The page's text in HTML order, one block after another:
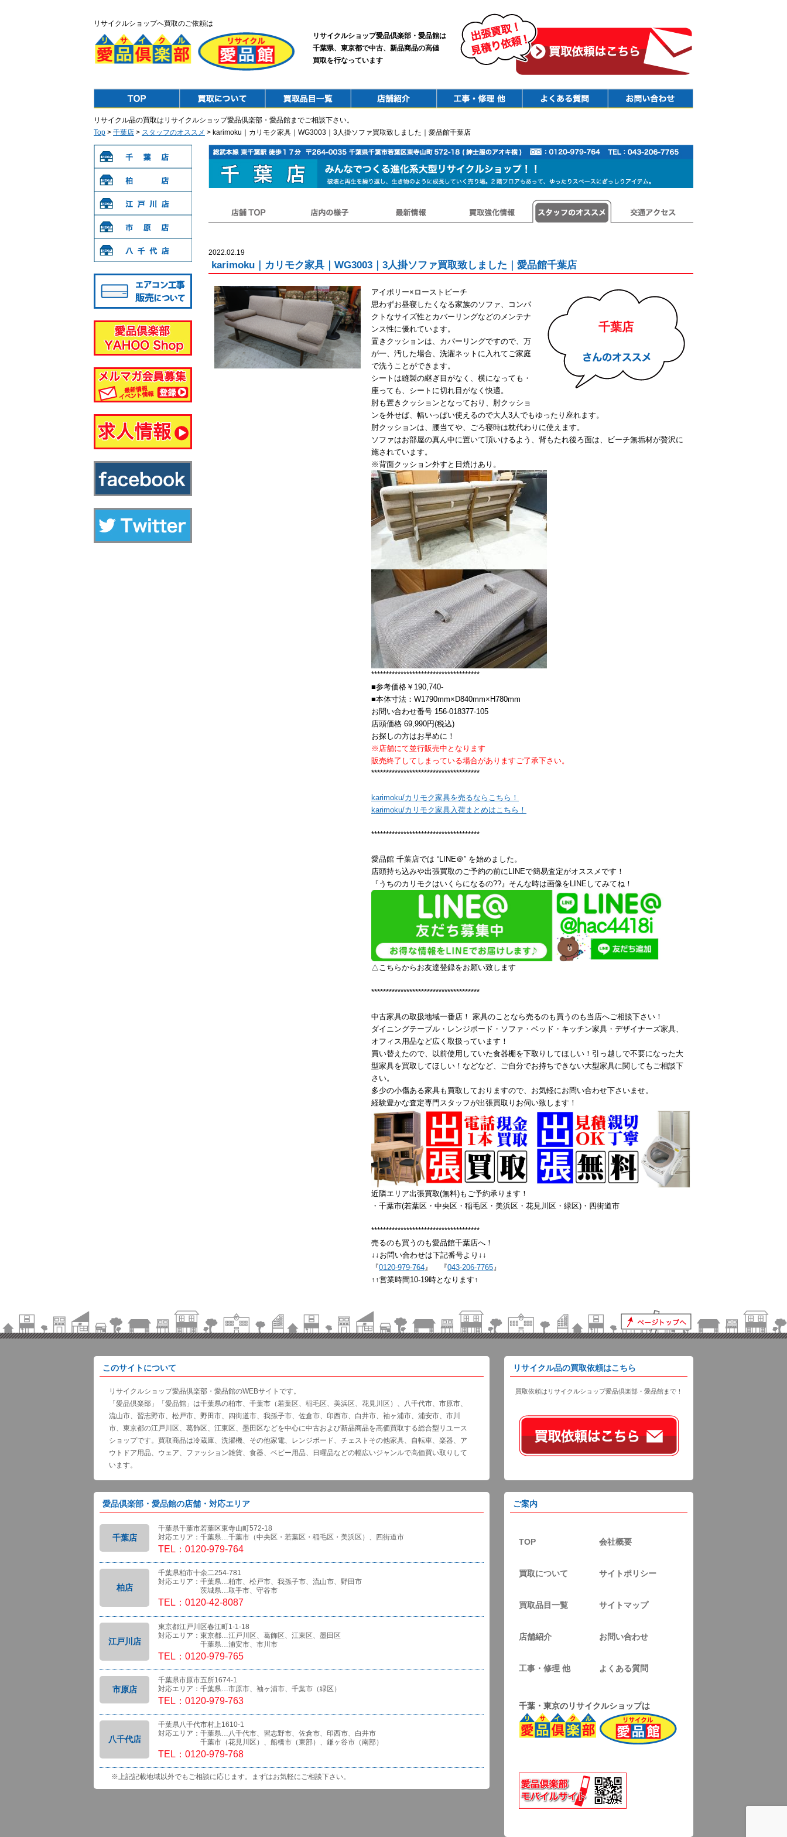
リサイクルショップへ買取のご依頼は
リサイクルショップ愛品倶楽部・愛品館は
千葉県、東京都で中古、新品商品の高値
買取を行なっています
リサイクル品の買取はリサイクルショップ愛品倶楽部・愛品館までご相談下さい。
Top > 千葉店 > スタッフのオススメ > karimoku｜カリモク家具｜WG3003｜3人掛ソファ買取致しました｜愛品館千葉店
2022.02.19
karimoku｜カリモク家具｜WG3003｜3人掛ソファ買取致しました｜愛品館千葉店
千葉店
アイボリー×ローストビーチ
思わずお昼寝したくなる家族のソファ、コンパ
クトなサイズ性とカバーリングなどのメンテナ
ンス性に優れています。
置きクッションは、カバーリングですので、万
が一、汚した場合、洗濯ネットに入れてご家庭
で洗うことができます。
シートは縫製の継ぎ目がなく、横になっても・
座っても、シートに切れ目がなく快適。
肘も置きクッションとなっており、肘クッショ
ンを外せば、幅いっぱい使えるので大人3人でもゆったり座れます。
肘クッションは、腰当てや、ごろ寝時は枕代わりに使えます。
ソファはお部屋の真ん中に置いて頂いけるよう、背もたれ後ろ面は、ビーチ無垢材が贅沢に
施されています。
※背面クッション外すと日焼けあり。
*************************************
■参考価格￥190,740-
■本体寸法：W1790mm×D840mm×H780mm
お問い合わせ番号 156-018377-105
店頭価格 69,990円(税込)
お探しの方はお早めに！
※店舗にて並行販売中となります
販売終了してしまっている場合がありますご了承下さい。
*************************************
karimoku/カリモク家具を売るならこちら！
karimoku/カリモク家具入荷まとめはこちら！
*************************************
愛品館 千葉店では “LINE＠” を始めました。
店頭持ち込みや出張買取のご予約の前にLINEで簡易査定がオススメです！
『うちのカリモクはいくらになるの??』そんな時は画像をLINEしてみてね！
△こちらからお友達登録をお願い致します
*************************************
中古家具の取扱地域一番店！ 家具のことなら売るのも買うのも当店へご相談下さい！
ダイニングテーブル・レンジボード・ソファ・ベッド・キッチン家具・デザイナーズ家具、
オフィス用品など広く取扱っています！
買い替えたので、以前使用していた食器棚を下取りしてほしい！引っ越しで不要になった大
型家具を買取してほしい！などなど、ご自分でお持ちできない大型家具に関してもご相談下
さい。
多少の小傷ある家具も買取しておりますので、お気軽にお問い合わせ下さいませ。
経験豊かな査定専門スタッフが出張買取りお伺い致します！
近隣エリア出張買取(無料)もご予約承ります！
・千葉市(若葉区・中央区・稲毛区・美浜区・花見川区・緑区)・四街道市
*************************************
売るのも買うのも愛品館千葉店へ！
↓↓お問い合わせは下記番号より↓↓
『0120-979-764』 『043-206-7765』
↑↑営業時間10-19時となります↑
このサイトについて
リサイクルショップ愛品倶楽部・愛品館のWEBサイトです。
「愛品倶楽部」「愛品館」は千葉県の柏市、千葉市（若葉区、稲毛区、美浜区、花見川区）、八千代市、市原市、
流山市、習志野市、松戸市、野田市、四街道市、我孫子市、佐倉市、印西市、白井市、袖ヶ浦市、浦安市、市川
市、東京都の江戸川区、葛飾区、江東区、墨田区などを中心に中古および新品商品を高価買取する総合型リユース
ショップです。買取商品は冷蔵庫、洗濯機、その他家電、レンジボード、チェストその他家具、自転車、楽器、ア
ウトドア用品、ウェア、ファッション雑貨、食器、ベビー用品、日曜品などの幅広いジャンルで高価買い取りして
います。
リサイクル品の買取依頼はこちら
買取依頼はリサイクルショップ愛品倶楽部・愛品館まで！
愛品倶楽部・愛品館の店舗・対応エリア
千葉店
千葉県千葉市若葉区東寺山町572-18
対応エリア：千葉県…千葉市（中央区・若葉区・稲毛区・美浜区）、四街道市
TEL：0120-979-764
柏店
千葉県柏市十余二254-781
対応エリア：千葉県…柏市、松戸市、我孫子市、流山市、野田市
茨城県…取手市、守谷市
TEL：0120-42-8087
江戸川店
東京都江戸川区春江町1-1-18
対応エリア：東京都…江戸川区、葛飾区、江東区、墨田区
千葉県…浦安市、市川市
TEL：0120-979-765
市原店
千葉県市原市五所1674-1
対応エリア：千葉県…市原市、袖ヶ浦市、千葉市（緑区）
TEL：0120-979-763
八千代店
千葉県八千代市村上1610-1
対応エリア：千葉県…八千代市、習志野市、佐倉市、印西市、白井市
千葉市（花見川区）、船橋市（東部）、鎌ヶ谷市（南部）
TEL：0120-979-768
※上記記載地域以外でもご相談に応じます。まずはお気軽にご相談下さい。
ご案内
TOP 会社概要
買取について サイトポリシー
買取品目一覧 サイトマップ
店舗紹介 お問い合わせ
工事・修理 他 よくある質問
千葉・東京のリサイクルショップは